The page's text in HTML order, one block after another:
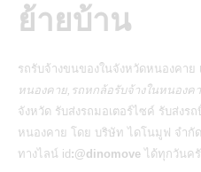
ย้ายบ้าน
รถรับจ้างขนของในจังหวัดหนองคาย
หนองคาย,รถหกล้อรับจ้างในหนองค
จังหวัด รับส่งรถมอเตอร์ไซค์ รับส่งร
หนองคาย โดย บริษัท ไดโนมูฟ จำกัด
ทางไลน์ id :@dinomove ได้ทุกวันค